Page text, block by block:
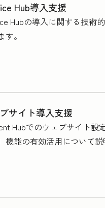
Hub導入支援
Hubの導入に関する技術
す。
サイト導入支援
Hubでのウェブサイト設
機能の有効活用について説